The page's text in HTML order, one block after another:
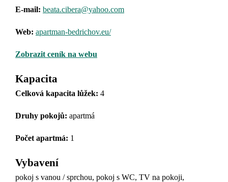
E-mail: beata.cibera@yahoo.com
Web: apartman-bedrichov.eu/
Zobrazit ceník na webu
Kapacita
Celková kapacita lůžek: 4
Druhy pokojů: apartmá
Počet apartmá: 1
Vybavení
pokoj s vanou / sprchou, pokoj s WC, TV na pokoji,